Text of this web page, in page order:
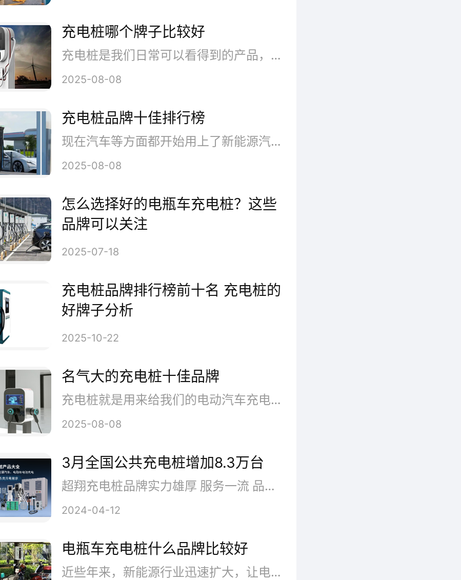
TELD特来电
桩行业知名品牌，上市公司特锐德旗
的增值服务，致力于打造汽车充电系
TELD特来
TELD特来电
、星星充电StarCharge
注于新能源汽车充电设备制造，为全球
设备、平台、用户和数据运营服务，
打造用户充电全生命周期平台，专注
网技术服务全球五亿人，现已发展为
充电桩哪个牌子比较好
充电桩是我们日常可以看得到的产品，品牌也有很多。当然并不见得每个充电桩品牌都合适自己。因为市面上充电桩的品牌也是五花八门的，那到底选择什么样的品牌比较好呢?在这里经过网友投票等条件选出了比较好的比较好品牌。
2025-08-08
充电桩品牌十佳排行榜
现在汽车等方面都开始用上了新能源汽车，越来越多车行都开始使用了，那么其中充电桩是不可缺少了，什么是充电桩呢?充电桩其功能类似于加油站里面的加油机，可以固定在地面或墙壁，安装于公共建筑，比如公共楼宇、商场、公共停车场等和居民小区停车场或充电站内，可以根据不同的电压等级为各种型号的电动汽车充电。 充电桩具有方便快捷的特点。该充电器所占体积比较小，安装使用方便，具备220V交流电源即可安装和使用。无需雇佣专人值守，减少了人工成本，而且是自动进行工作的，现在越来越多的人开始使用新能源的出行工具了。
2025-08-08
怎么选择好的电瓶车充电桩？这些
品牌可以关注
2025-07-18
充电桩品牌排行榜前十名 充电桩的
好牌子分析
2025-10-22
名气大的充电桩十佳品牌
充电桩就是用来给我们的电动汽车充电用的,它的作用就像加油站里给燃油车加油的加油机。是常见的一种汽车充电的工具，这里为大家介绍几款知名的品牌。
2025-08-08
3月全国公共充电桩增加8.3万台
超翔充电桩品牌实力雄厚 服务一流 品质优良！
2024-04-12
电瓶车充电桩什么品牌比较好
近些年来，新能源行业迅速扩大，让电瓶车充电桩品牌都在迅速发展，而这个作为发展具潜力的电瓶车充电桩，各类的品牌也是众多的，虽然这个电瓶车充电桩很受人们的欢迎，但是大家还是喜欢选择质量比较好的品牌，因为只有选择了质量好的，才能够长期使用，，那么哪个牌子比较好呢？在这里就为大家推荐一些，都是经过时间检验得出的好品牌，很受欢迎。